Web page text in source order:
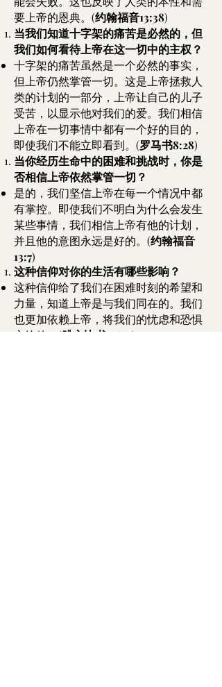
要上帝的恩典。(约翰福音13:38)
当我们知道十字架的痛苦是必然的，但
我们如何看待上帝在这一切中的主权？
十字架的痛苦虽然是一个必然的事实，
但上帝仍然掌管一切。这是上帝拯救人
类的计划的一部分，上帝让自己的儿子
受苦，以显示他对我们的爱。我们相信
上帝在一切事情中都有一个好的目的，
即使我们不能立即看到。(罗马书8:28)
当你经历生命中的困难和挑战时，你是
否相信上帝依然掌管一切？
是的，我们坚信上帝在每一个情况中都
有掌控。即使我们不明白为什么会发生
某些事情，我们相信上帝有他的计划，
并且他的意图永远是好的。(约翰福音
13:7)
这种信仰对你的生活有哪些影响？
这种信仰给了我们在困难时刻的希望和
力量，知道上帝是与我们同在的。我们
也更加依赖上帝，将我们的忧虑和恐惧
交给他。(腓立比书4:6-7 )